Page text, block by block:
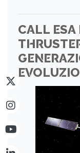
CALL ESA